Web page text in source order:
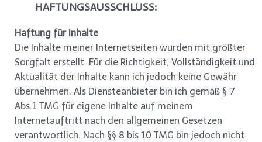
HAFTUNGSAUSSCHLUSS:
Haftung für Inhalte
Die Inhalte meiner Internetseiten wurden mit größter
Sorgfalt erstellt. Für die Richtigkeit, Vollständigkeit und
Aktualität der Inhalte kann ich jedoch keine Gewähr
übernehmen. Als Diensteanbieter bin ich gemäß § 7
Abs.1 TMG für eigene Inhalte auf meinem
Internetauftritt nach den allgemeinen Gesetzen
verantwortlich. Nach §§ 8 bis 10 TMG bin jedoch nicht